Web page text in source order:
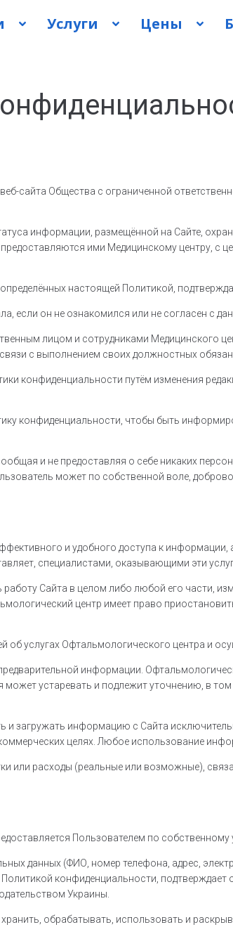
Услуги Цены
сайта Общества с ограниченной
информации, размещённой на Сайте,
ими Медицинскому центру, с
настоящей Политикой,
если он не ознакомился или не согласен с
лицом и сотрудниками Медицинского
с выполнением своих должностных
конфиденциальности путём изменения
конфиденциальности, чтобы быть
и не предоставляя о себе никаких
может по собственной воле,
и удобного доступа к
специалистами, оказывающими эти
Сайта в целом либо любой его части,
центр имеет право
услугах Офтальмологического центра и
информации.
устаревать и подлежит уточнению, в
загружать информацию с Сайта
целях. Любое использование
или расходы (реальные или возможные),
Пользователем по
данных (ФИО, номер телефона, адрес,
конфиденциальности, подтверждает
Украины.
обрабатывать, использовать и